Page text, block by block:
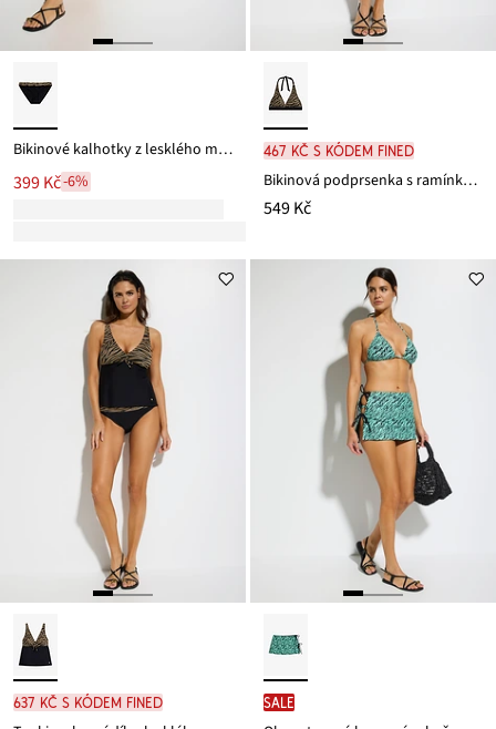
Bikinové kalhotky z lesklého materiálu
399 Kč-6%
467 Kč s kódem FINED
Bikinová podprsenka s ramínkem kolem krku, lesklý materiál
549 Kč
637 Kč s kódem FINED SALE